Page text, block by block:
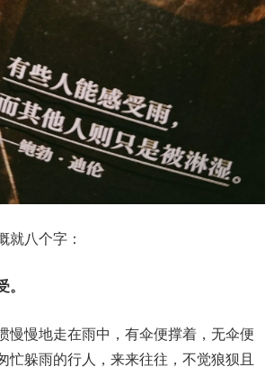
就八个字：
。
慢慢地走在雨中，有伞便撑着，无伞便
忙躲雨的行人，来来往往，不觉狼狈且